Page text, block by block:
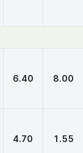
6.40 8.00
4.70 1.55